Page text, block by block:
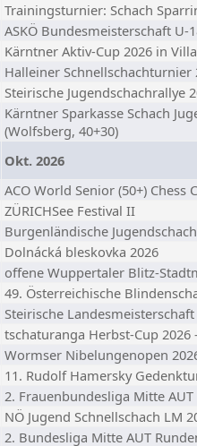
Trainingsturnier: Schach
ASKÖ Bundesmeisterschaft U-
Kärntner Aktiv-Cup 2026 in
Halleiner Schnellschachturnier
Steirische Jugendschachrallye
Kärntner Sparkasse Schach
(Wolfsberg, 40+30)
Okt. 2026
ACO World Senior (50+) Chess
ZÜRICHSee Festival II
Burgenländische
Dolnácká bleskovka 2026
offene Wuppertaler Blitz-
49. Österreichische
Steirische
tschaturanga Herbst-Cup
Wormser Nibelungenopen
11. Rudolf Hamersky
2. Frauenbundesliga Mitte
NÖ Jugend Schnellschach LM
2. Bundesliga Mitte AUT